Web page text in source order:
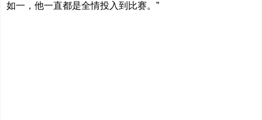
如一，他一直都是全情投入到比赛。”